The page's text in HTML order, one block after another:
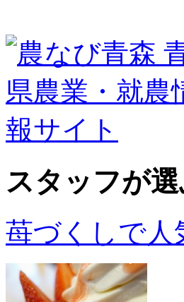
スタッフが
苺づくしで人